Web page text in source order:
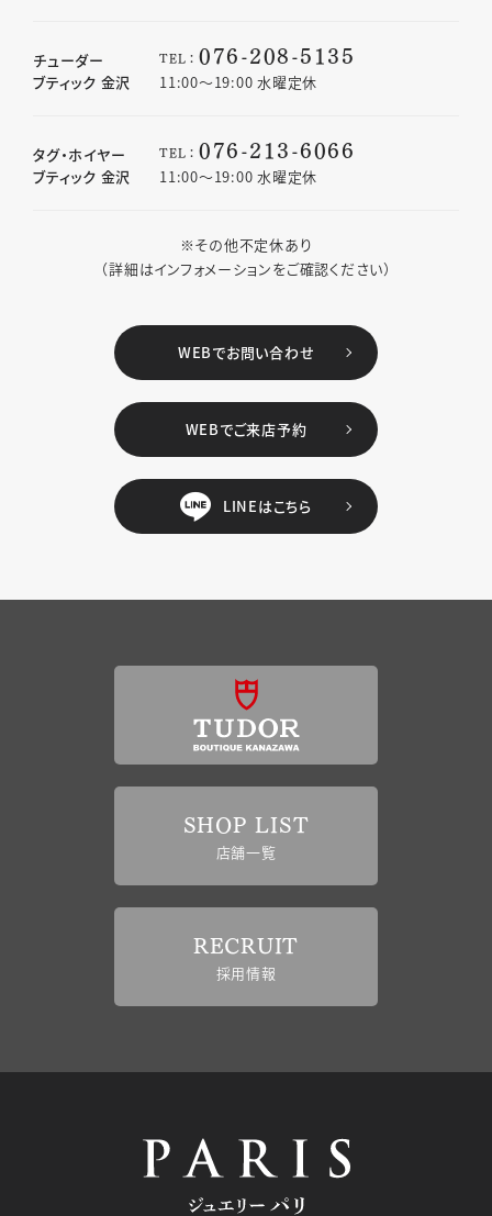
チューダー
ブティック 金沢
TEL： 076-208-5135
11:00〜19:00 水曜定休
タグ・ホイヤー
ブティック 金沢
TEL： 076-213-6066
11:00〜19:00 水曜定休
※その他不定休あり
（詳細はインフォメーションをご確認ください）
WEBでお問い合わせ
WEBでご来店予約
LINEはこちら
SHOP LIST
店舗一覧
RECRUIT
採用情報